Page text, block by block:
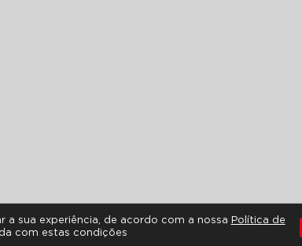
a sua experiência, de acordo com a nossa Política de
com estas condições